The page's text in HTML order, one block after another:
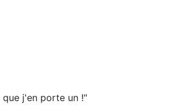
j'en porte un !"